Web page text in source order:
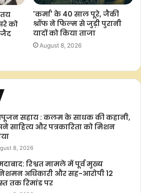
को
'कर्मा' के 40 साल पूरे, जैकी
श्रॉफ ने फिल्म से जुड़ी पुरानी
यादों को किया ताजा
August 8, 2026
सहाय : कलम के साधक की कहानी,
साहित्य और पत्रकारिता को मिशन
8, 2026
रिश्वत मामले में पूर्व मुख्य
अधिकारी और सह-आरोपी 12
तक रिमांड पर